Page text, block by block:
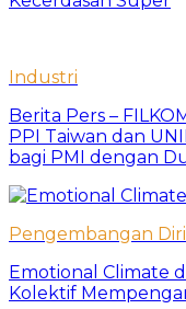
Industri
Berita Pers –
PPI Taiwan dan
bagi PMI dengan
Pengembangan Diri
Emotional Climate
Kolektif